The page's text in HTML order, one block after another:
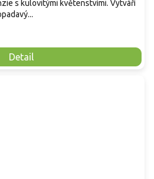
Detail
s kulovitými květenstvími. Vytváří